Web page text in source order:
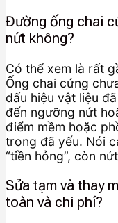
Đường ống chai
nứt không?
Có thể xem là rất
Ống chai cứng
dấu hiệu vật liệu
đến ngưỡng nứt
điểm mềm hoặc
trong đã yếu. Nói
“tiền hỏng”, còn
Sửa tạm và thay
toàn và chi phí?